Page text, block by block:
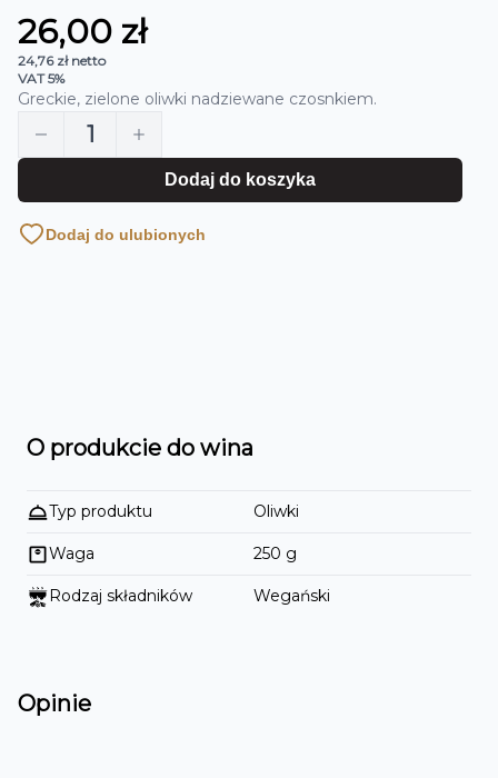
26,00 zł
24,76 zł netto
VAT 5%
Greckie, zielone oliwki nadziewane czosnkiem.
1
Dodaj do koszyka
Dodaj do ulubionych
O produkcie do wina
Typ produktu Oliwki
Waga 250 g
Rodzaj składników Wegański
Opinie